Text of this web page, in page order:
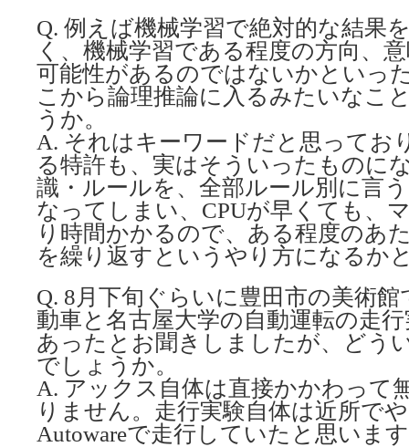
Q. 例えば機械学習で絶対的な結果
く、機械学習である程度の方向、
可能性があるのではないかといっ
こから論理推論に入るみたいなこ
うか。
A. それはキーワードだと思ってお
る特許も、実はそういったものに
識・ルールを、全部ルール別に言
なってしまい、CPUが早くても、
り時間かかるので、ある程度のあ
を繰り返すというやり方になるか
Q. 8月下旬ぐらいに豊田市の美術
動車と名古屋大学の自動運転の走
あったとお聞きしましたが、どう
でしょうか。
A. アックス自体は直接かかわって
りません。走行実験自体は近所で
Autowareで走行していたと思いま